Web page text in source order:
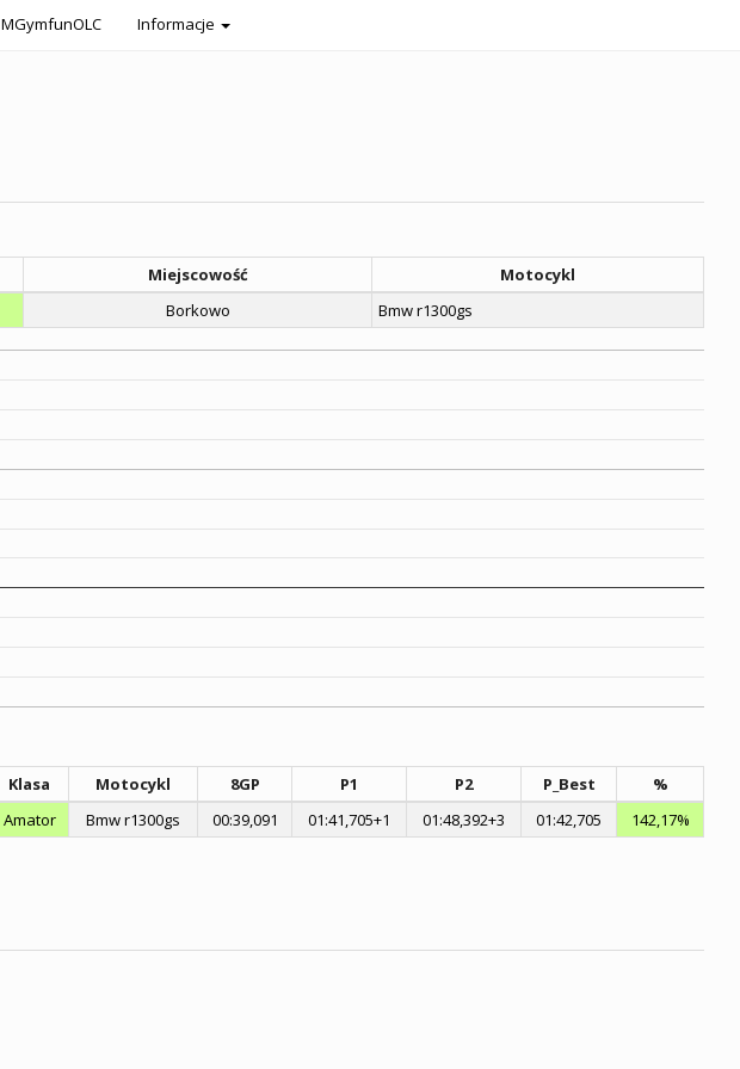
MGymfunOLC Informacje
Miejscowość
Motocykl
Borkowo Bmw r1300gs
Klasa Motocykl 8GP P1 P2 P_Best %
Amator Bmw r1300gs 00:39,091 01:41,705+1 01:48,392+3 01:42,705 142,17%